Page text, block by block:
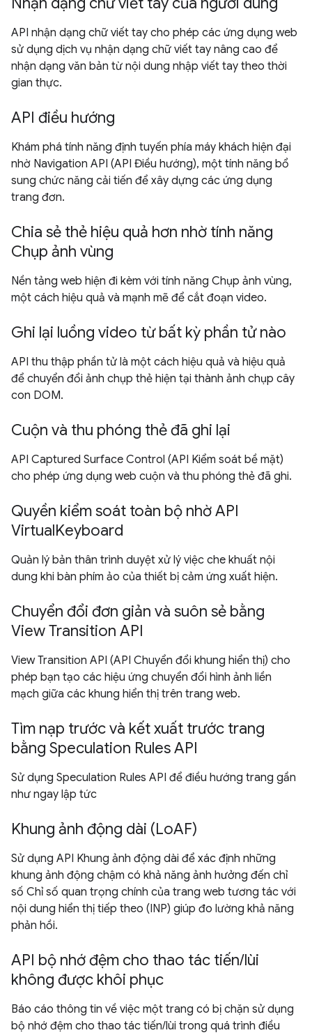
API nhận dạng chữ viết tay cho phép các ứng dụng web
sử dụng dịch vụ nhận dạng chữ viết tay nâng cao để
nhận dạng văn bản từ nội dung nhập viết tay theo thời
gian thực.
API điều hướng
Khám phá tính năng định tuyến phía máy khách hiện đại
nhờ Navigation API (API Điều hướng), một tính năng bổ
sung chức năng cải tiến để xây dựng các ứng dụng
trang đơn.
Chia sẻ thẻ hiệu quả hơn nhờ tính năng
Chụp ảnh vùng
Nền tảng web hiện đi kèm với tính năng Chụp ảnh vùng,
một cách hiệu quả và mạnh mẽ để cắt đoạn video.
Ghi lại luồng video từ bất kỳ phần tử nào
API thu thập phần tử là một cách hiệu quả và hiệu quả
để chuyển đổi ảnh chụp thẻ hiện tại thành ảnh chụp cây
con DOM.
Cuộn và thu phóng thẻ đã ghi lại
API Captured Surface Control (API Kiểm soát bề mặt)
cho phép ứng dụng web cuộn và thu phóng thẻ đã ghi.
Quyền kiểm soát toàn bộ nhờ API
VirtualKeyboard
Quản lý bản thân trình duyệt xử lý việc che khuất nội
dung khi bàn phím ảo của thiết bị cảm ứng xuất hiện.
Chuyển đổi đơn giản và suôn sẻ bằng
View Transition API
View Transition API (API Chuyển đổi khung hiển thị) cho
phép bạn tạo các hiệu ứng chuyển đổi hình ảnh liền
mạch giữa các khung hiển thị trên trang web.
Tìm nạp trước và kết xuất trước trang
bằng Speculation Rules API
Sử dụng Speculation Rules API để điều hướng trang gần
như ngay lập tức
Khung ảnh động dài (LoAF)
Sử dụng API Khung ảnh động dài để xác định những
khung ảnh động chậm có khả năng ảnh hưởng đến chỉ
số Chỉ số quan trọng chính của trang web tương tác với
nội dung hiển thị tiếp theo (INP) giúp đo lường khả năng
phản hồi.
API bộ nhớ đệm cho thao tác tiến/lùi
không được khôi phục
Báo cáo thông tin về việc một trang có bị chặn sử dụng
bộ nhớ đệm cho thao tác tiến/lùi trong quá trình điều